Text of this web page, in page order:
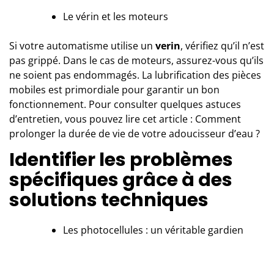
Le vérin et les moteurs
Si votre automatisme utilise un verin, vérifiez qu’il n’est
pas grippé. Dans le cas de moteurs, assurez-vous qu’ils
ne soient pas endommagés. La lubrification des pièces
mobiles est primordiale pour garantir un bon
fonctionnement. Pour consulter quelques astuces
d’entretien, vous pouvez lire cet article : Comment
prolonger la durée de vie de votre adoucisseur d’eau ?
Identifier les problèmes
spécifiques grâce à des
solutions techniques
Les photocellules : un véritable gardien